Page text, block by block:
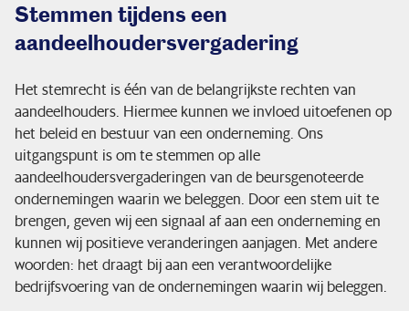
Stemmen tijdens een
aandeelhoudersvergadering
Het stemrecht is één van de belangrijkste rechten van
aandeelhouders. Hiermee kunnen we invloed uitoefenen op
het beleid en bestuur van een onderneming. Ons
uitgangspunt is om te stemmen op alle
aandeelhoudersvergaderingen van de beursgenoteerde
ondernemingen waarin we beleggen. Door een stem uit te
brengen, geven wij een signaal af aan een onderneming en
kunnen wij positieve veranderingen aanjagen. Met andere
woorden: het draagt bij aan een verantwoordelijke
bedrijfsvoering van de ondernemingen waarin wij beleggen.